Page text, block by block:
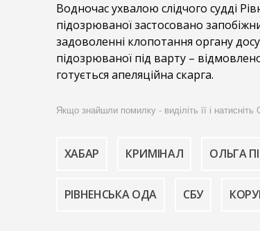
Водночас ухвалою слідчого судді
підозрюваної застосовано
задоволенні клопотання органу
підозрюваної під варту –
готується апеляційна скарга.
Якщо знайшли помилку - виділіть її і натисніть
ХАБАР КРИМІНАЛ ОЛЬГА
РІВНЕНСЬКА ОДА СБУ